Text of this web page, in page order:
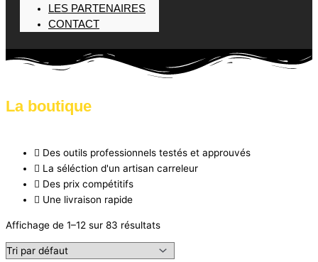
LES PARTENAIRES
CONTACT
La boutique
Des outils professionnels testés et approuvés
La séléction d'un artisan carreleur
Des prix compétitifs
Une livraison rapide
Affichage de 1–12 sur 83 résultats